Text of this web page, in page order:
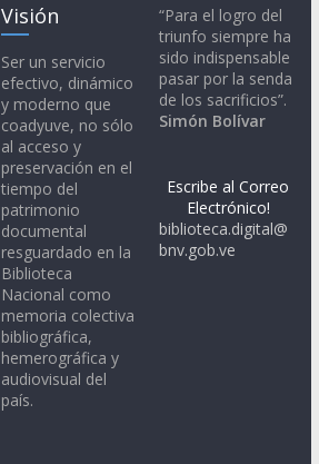
Visión
Ser un servicio
efectivo, dinámico
y moderno que
coadyuve, no sólo
al acceso y
preservación en el
tiempo del
patrimonio
documental
resguardado en la
Biblioteca
Nacional como
memoria colectiva
bibliográfica,
hemerográfica y
audiovisual del
país.
“Para el logro del
triunfo siempre ha
sido indispensable
pasar por la senda
de los sacrificios”.
Simón Bolívar
Escribe al Correo
Electrónico!
biblioteca.digital@
bnv.gob.ve